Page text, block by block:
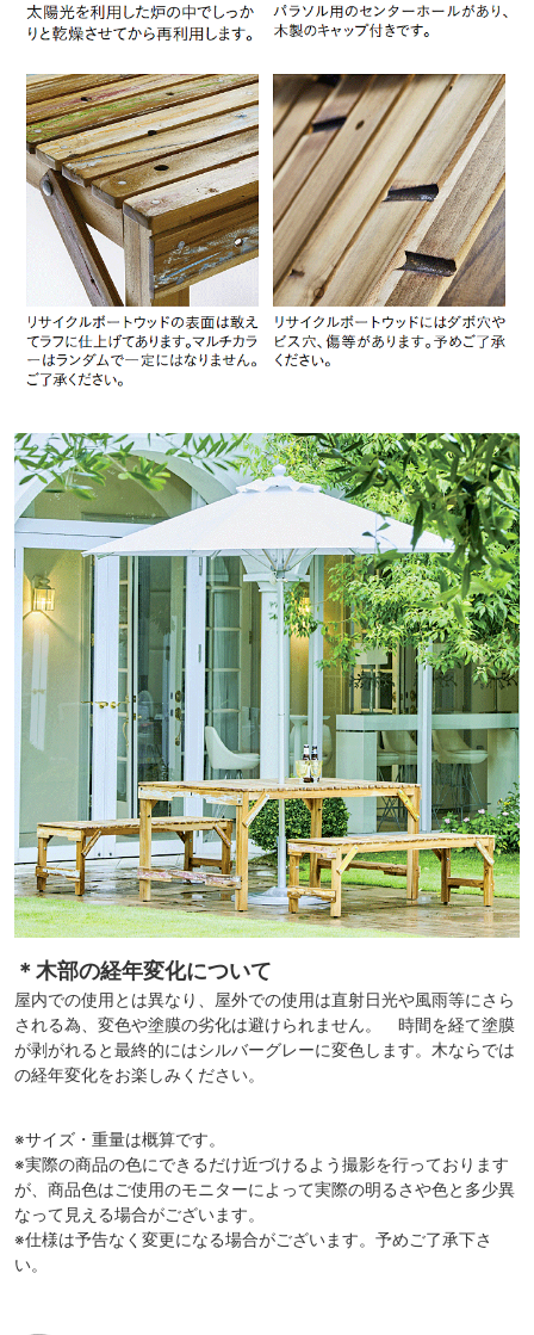
＊木部の経年変化について
屋内での使用とは異なり、屋外での使用は直射日光や風雨等にさら
される為、変色や塗膜の劣化は避けられません。 時間を経て塗膜
が剥がれると最終的にはシルバーグレーに変色します。木ならでは
の経年変化をお楽しみください。
※サイズ・重量は概算です。
※実際の商品の色にできるだけ近づけるよう撮影を行っております
が、商品色はご使用のモニターによって実際の明るさや色と多少異
なって見える場合がございます。
※仕様は予告なく変更になる場合がございます。予めご了承下さ
い。